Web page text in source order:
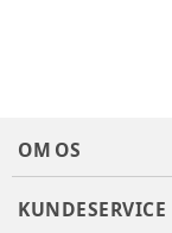
OM OS
KUNDESERVICE